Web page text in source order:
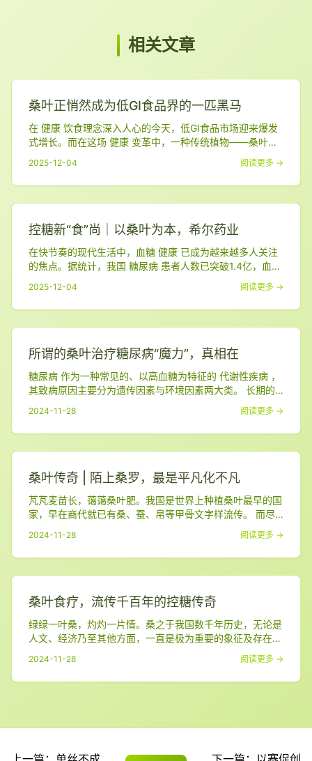
相关文章
桑叶正悄然成为低GI食品界的一匹黑马
在 健康 饮食理念深入人心的今天，低GI食品市场迎来爆发
式增长。而在这场 健康 变革中，一种传统植物——桑叶，
正以全新姿态进入大众视野，成为功能性食品领域备受瞩目
的新星。 低GI市场 健康饮食的下一个风口 GI（血糖生成指
数）是衡量食物引起血糖升高程度的指标。 低GI食品因其
2025-12-04 阅读更多 →
控糖新“食”尚｜以桑叶为本，希尔药业
在快节奏的现代生活中，血糖 健康 已成为越来越多人关注
的焦点。据统计，我国 糖尿病 患者人数已突破1.4亿，血糖
管理迫在眉睫。而作为日常饮食中的重要一环，“低GI食品”
正逐渐走进大众视野，成为控糖人士的新选择。 湖南 希尔
天然药业有限公司，自1996年成立以来，始终 立足植物提
2025-12-04 阅读更多 →
所谓的桑叶治疗糖尿病“魔力”，真相在
糖尿病 作为一种常见的、以高血糖为特征的 代谢性疾病 ，
其致病原因主要分为遗传因素与环境因素两大类。 长期的
高血糖水平，不仅削弱了机体的防御抵抗能力， 更给眼、
肾、心脏、血管、
2024-11-28 阅读更多 →
桑叶传奇 | 陌上桑罗，最是平凡化不凡
芃芃麦苗长，蔼蔼桑叶肥。我国是世界上种植桑叶最早的国
家，早在商代就已有桑、蚕、帛等甲骨文字样流传。 而尽
管只是一抹单薄的绿，桑叶对中华文明的推进作用，着实是
精彩而厚重的一
2024-11-28 阅读更多 →
桑叶食疗，流传千百年的控糖传奇
绿绿一叶桑，灼灼一片情。桑之于我国数千年历史，无论是
人文、经济乃至其他方面，一直是极为重要的象征及存在。
比如说描述昔日农业社会繁忙的“ 桑稼 ”，或者是表示游子
远行、不忘乡
2024-11-28 阅读更多 →